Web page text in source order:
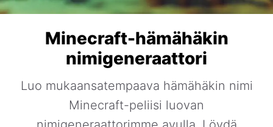
Minecraft-hämähäkin
nimigeneraattori
Luo mukaansatempaava hämähäkin nimi
Minecraft-peliisi luovan